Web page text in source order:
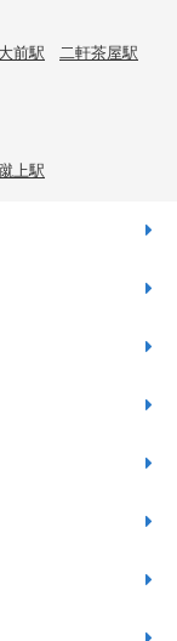
前駅
二軒茶屋駅
上駅